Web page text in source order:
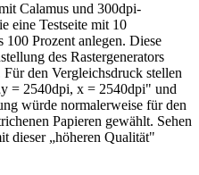
Calamus und 300dpi-
eine Testseite mit 10
Prozent anlegen. Diese
des Rastergenerators
den Vergleichsdruck stellen
= 2540dpi, x = 2540dpi" und
würde normalerweise für den
Papieren gewählt. Sehen
dieser „höheren Qualität"